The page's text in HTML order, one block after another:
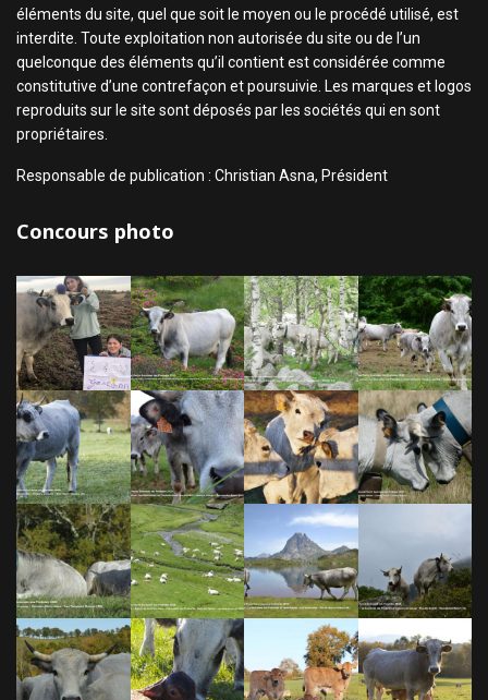
éléments du site, quel que soit le moyen ou le procédé utilisé, est
interdite. Toute exploitation non autorisée du site ou de l’un
quelconque des éléments qu’il contient est considérée comme
constitutive d’une contrefaçon et poursuivie. Les marques et logos
reproduits sur le site sont déposés par les sociétés qui en sont
propriétaires.
Responsable de publication : Christian Asna, Président
Concours photo